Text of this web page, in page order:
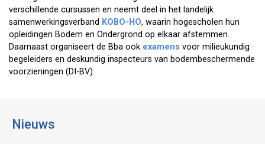
verschillende cursussen en neemt deel in het landelijk
samenwerkingsverband KOBO-HO, waarin hogescholen hun
opleidingen Bodem en Ondergrond op elkaar afstemmen.
Daarnaast organiseert de Bba ook examens voor milieukundig
begeleiders en deskundig inspecteurs van bodembeschermende
voorzieningen (DI-BV).
Nieuws